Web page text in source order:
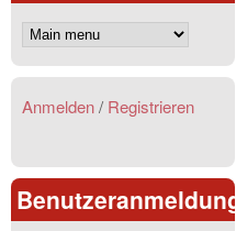
Anmelden/ Registrieren
Benutzeranmeldung